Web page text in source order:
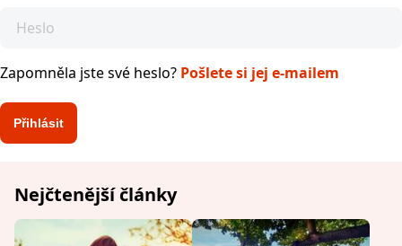
Zapomněla jste své heslo? Pošlete si jej e-mailem
Nejčtenější články